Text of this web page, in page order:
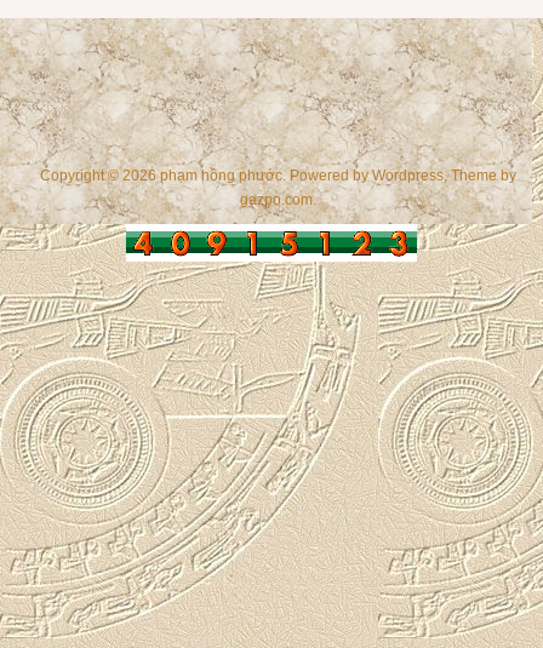
Copyright © 2026 phạm hồng phước. Powered byWordpress, Theme by
gazpo.com.